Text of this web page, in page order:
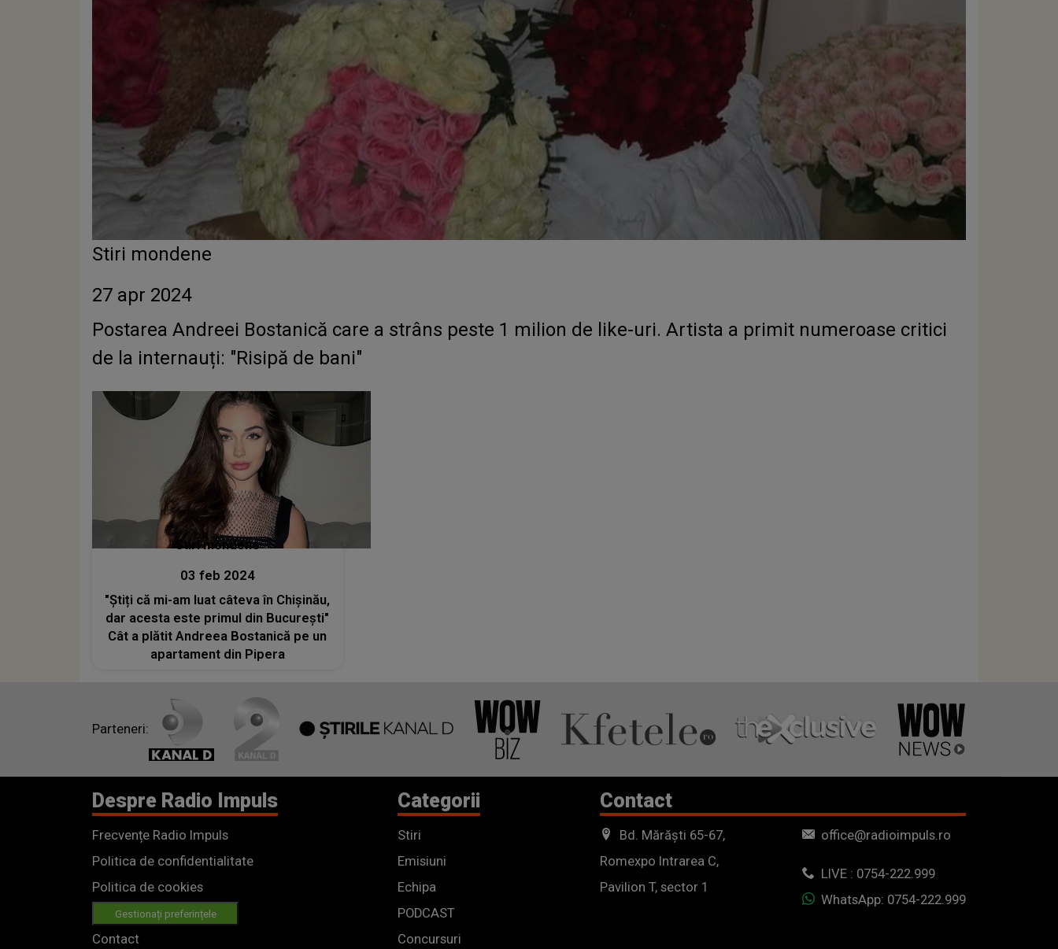
Stiri mondene
27 apr 2024
Postarea Andreei Bostanică care a strâns peste 1 milion de like-uri. Artista a primit numeroase critici
de la internauți: "Risipă de bani"
Stiri mondene
03 feb 2024
"Știți că mi-am luat câteva în Chișinău,
dar acesta este primul din București"
Cât a plătit Andreea Bostanică pe un
apartament din Pipera
Parteneri:
Despre Radio Impuls
Frecvențe Radio Impuls
Politica de confidentialitate
Politica de cookies
Gestionați preferințele
Contact
Categorii
Stiri
Emisiuni
Echipa
PODCAST
Concursuri
Contact
Bd. Mărăști 65-67,
Romexpo Intrarea C,
Pavilion T, sector 1
office@radioimpuls.ro
LIVE : 0754-222.999
WhatsApp: 0754-222.999